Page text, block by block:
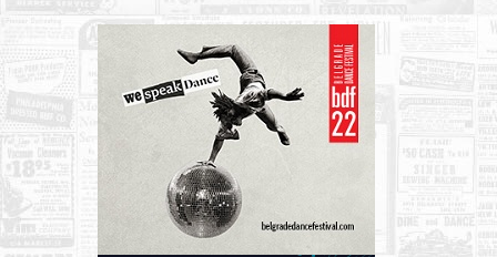
Gastronomija
Sport i rekreacija
Zdravlje i medicina
Hobi i razonoda
UPIS FIRMI